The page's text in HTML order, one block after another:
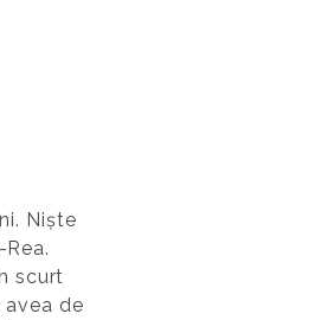
Niște
scurt
de